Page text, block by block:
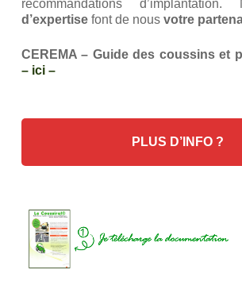
recommandations
d’expertise font de nousvotre
CEREMA – Guide des coussins et
– ici –
PLUS D’INFO ?